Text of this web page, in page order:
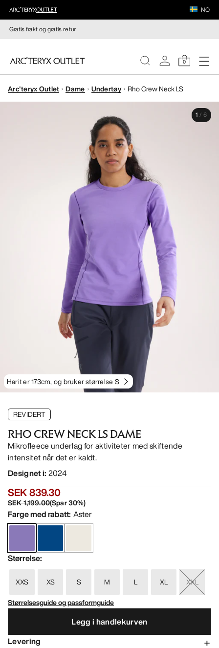
NO
Gratis frakt og gratisretur
0
DAMER
Arc'teryx Outlet Dame Undertøy Rho Crew Neck LS
Harit er 173cm, og bruker størrelse S
1 / 6
REVIDERT
RHO CREW NECK LS DAME
Mikrofleece underlag for aktiviteter med skiftende
intensitet når det er kaldt.
Designet i: 2024
SEK 839.30
SEK 1,199.00(Spar30%)
Farge med rabatt: Aster
Størrelse:
XXS XS S M L XL
XXL
Størrelsesguide og passformguide
Legg i handlekurven
Levering